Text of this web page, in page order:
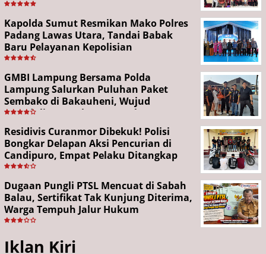
Kapolda Sumut Resmikan Mako Polres
Padang Lawas Utara, Tandai Babak
Baru Pelayanan Kepolisian
GMBI Lampung Bersama Polda
Lampung Salurkan Puluhan Paket
Sembako di Bakauheni, Wujud
Kepedulian Sambut HUT RI ke-81
Residivis Curanmor Dibekuk! Polisi
Bongkar Delapan Aksi Pencurian di
Candipuro, Empat Pelaku Ditangkap
Dugaan Pungli PTSL Mencuat di Sabah
Balau, Sertifikat Tak Kunjung Diterima,
Warga Tempuh Jalur Hukum
Iklan Kiri